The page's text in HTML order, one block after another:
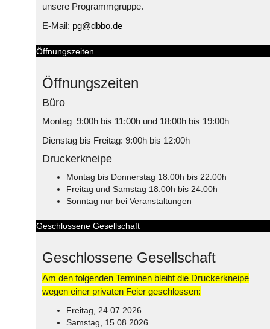
unsere Programmgruppe.
E-Mail: pg@dbbo.de
Öffnungszeiten
Öffnungszeiten
Büro
Montag 9:00h bis 11:00h und 18:00h bis 19:00h
Dienstag bis Freitag: 9:00h bis 12:00h
Druckerkneipe
Montag bis Donnerstag 18:00h bis 22:00h
Freitag und Samstag 18:00h bis 24:00h
Sonntag nur bei Veranstaltungen
Geschlossene Gesellschaft
Geschlossene Gesellschaft
Am den folgenden Terminen bleibt die Druckerkneipe
wegen einer privaten Feier geschlossen:
Freitag, 24.07.2026
Samstag, 15.08.2026